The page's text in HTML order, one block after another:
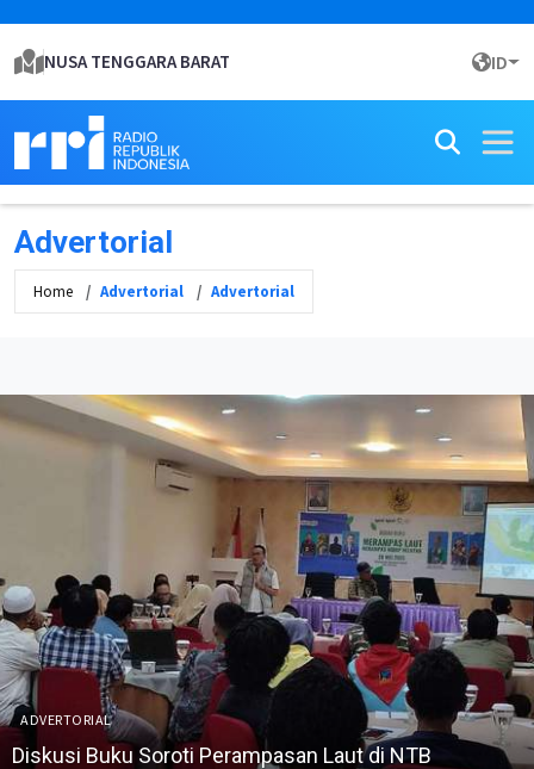
NUSA TENGGARA BARAT ID
Advertorial
Home Advertorial Advertorial
ADVERTORIAL
Diskusi Buku Soroti Perampasan Laut di NTB